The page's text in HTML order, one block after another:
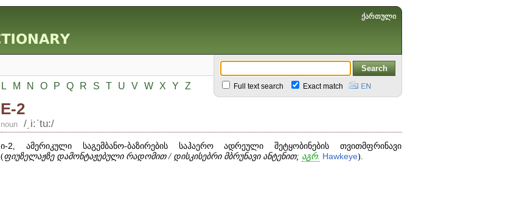
ქართული
L M N O P Q R S T U V W X Y Z Full text search Exact match
E-2
noun /͵i:ʹtu:/
ი-2 , ამერიკული საგემბანო-ბაზირების საჰაერო ადრეული შეტყობინების თვითმფრინავი
(ფიუზელაჟზე დამონტაჟებული რადომით / დისკისებრი მბრუნავი ანტენით; აგრ. Hawkeye).